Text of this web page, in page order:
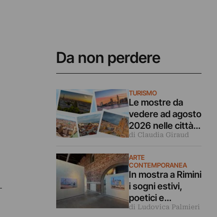
Da non perdere
TURISMO
Le mostre da
vedere ad agosto
2026 nelle città
d’arte europee
di Claudia Giraud
ARTE
CONTEMPORANEA
In mostra a Rimini
i sogni estivi,
poetici e
malinconici
di Ludovica Palmieri